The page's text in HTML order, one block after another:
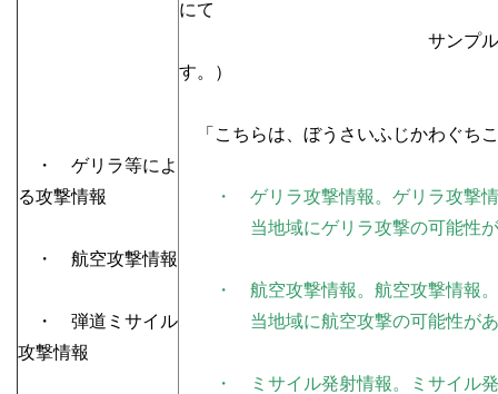
・ ゲリラ等によ
る攻撃情報
・ 航空攻撃情報
・ 弾道ミサイル
攻撃情報
にて
サンプル音をお聴
す。）
「こちらは、ぼうさいふじかわぐち
・ ゲリラ攻撃情報。ゲリラ攻撃
当地域にゲリラ攻撃の可能性が
・ 航空攻撃情報。航空攻撃情報。
当地域に航空攻撃の可能性があ
・ ミサイル発射情報。ミサイル発